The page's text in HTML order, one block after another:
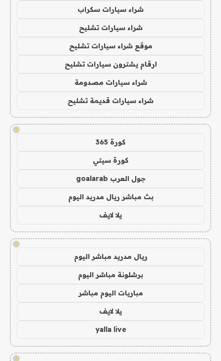
شراء سيارات سكراب
شراء سيارات تشليح
موقع شراء سيارات تشليح
ارقام يشترون سيارات تشليح
شراء سيارات مصدومة
شراء سيارات قديمة تشليح
!
كورة 365
كورة سيتي
جول العرب goalarab
بث مباشر ريال مدريد اليوم
يلا لايف
!
ريال مدريد مباشر اليوم
برشلونة مباشر اليوم
مباريات اليوم مباشر
يلا لايف
yalla live
!